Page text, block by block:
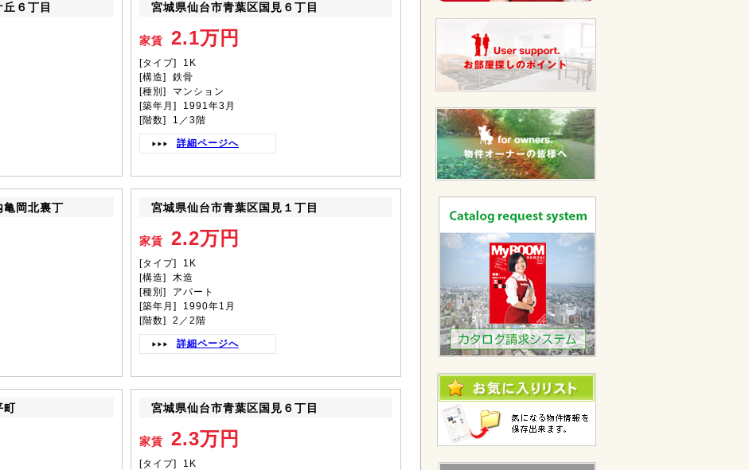
６丁目 宮城県仙台市青葉区国見６丁目
家賃 2.1万円
[タイプ] 1K
[構造] 鉄骨
[種別] マンション
[築年月] 1991年3月
[階数] 1／3階
詳細ページへ
亀岡北裏丁 宮城県仙台市青葉区国見１丁目
家賃 2.2万円
[タイプ] 1K
[構造] 木造
[種別] アパート
[築年月] 1990年1月
[階数] 2／2階
詳細ページへ
町 宮城県仙台市青葉区国見６丁目
家賃 2.3万円
[タイプ] 1K